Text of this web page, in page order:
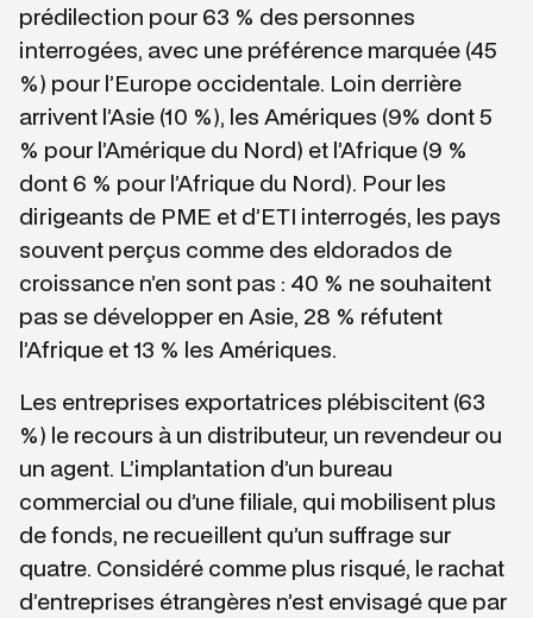
prédilection pour 63 % des personnes
interrogées, avec une préférence marquée (45
%) pour l’Europe occidentale. Loin derrière
arrivent l’Asie (10 %), les Amériques (9% dont 5
% pour l’Amérique du Nord) et l’Afrique (9 %
dont 6 % pour l’Afrique du Nord). Pour les
dirigeants de PME et d’ETI interrogés, les pays
souvent perçus comme des eldorados de
croissance n’en sont pas : 40 % ne souhaitent
pas se développer en Asie, 28 % réfutent
l’Afrique et 13 % les Amériques.
Les entreprises exportatrices plébiscitent (63
%) le recours à un distributeur, un revendeur ou
un agent. L’implantation d’un bureau
commercial ou d’une filiale, qui mobilisent plus
de fonds, ne recueillent qu’un suffrage sur
quatre. Considéré comme plus risqué, le rachat
d’entreprises étrangères n’est envisagé que par